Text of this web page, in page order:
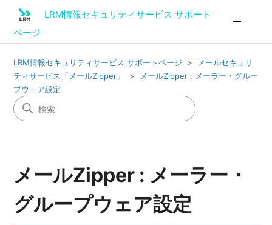
LRM情報セキュリティサービス サポート
ページ
LRM情報セキュリティサービス サポートページ
メールセキュリ
ティサービス「メールZipper」
メールZipper : メーラー・グルー
プウェア設定
メールZipper : メーラー・
グループウェア設定